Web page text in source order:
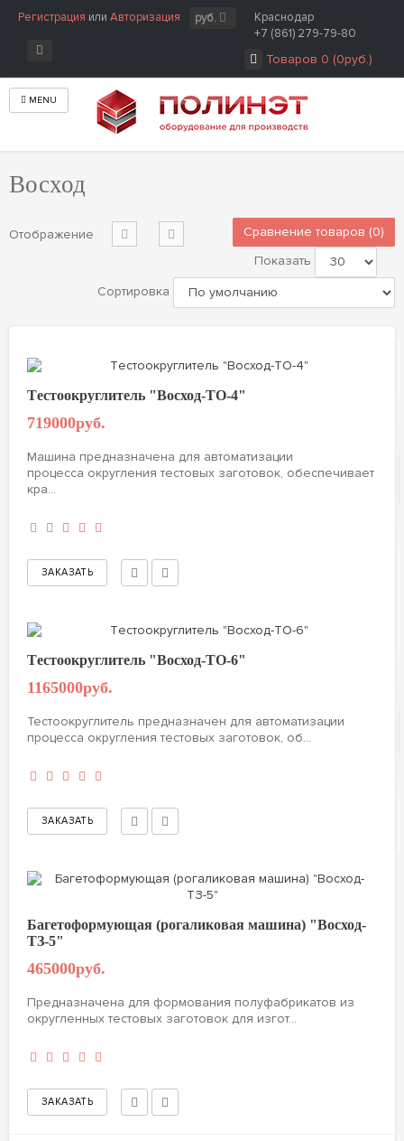
Регистрация или Авторизация руб.
Краснодар
+7 (861) 279-79-80
Товаров 0 (0руб.)
MENU
Восход
Отображение
Сравнение товаров (0)
Показать
Сортировка
Tестоокруглитель "Восход-ТО-4"
719000руб.
Машина предназначена для автоматизации
процесса округления тестовых заготовок, обеспечивает
кра...
Tестоокруглитель "Восход-ТО-6"
1165000руб.
Тестоокруглитель предназначен для автоматизации
процесса округления тестовых заготовок, об...
Багетоформующая (рогаликовая машина) "Восход-
ТЗ-5"
465000руб.
Предназначена для формования полуфабрикатов из
округленных тестовых заготовок для изгот...